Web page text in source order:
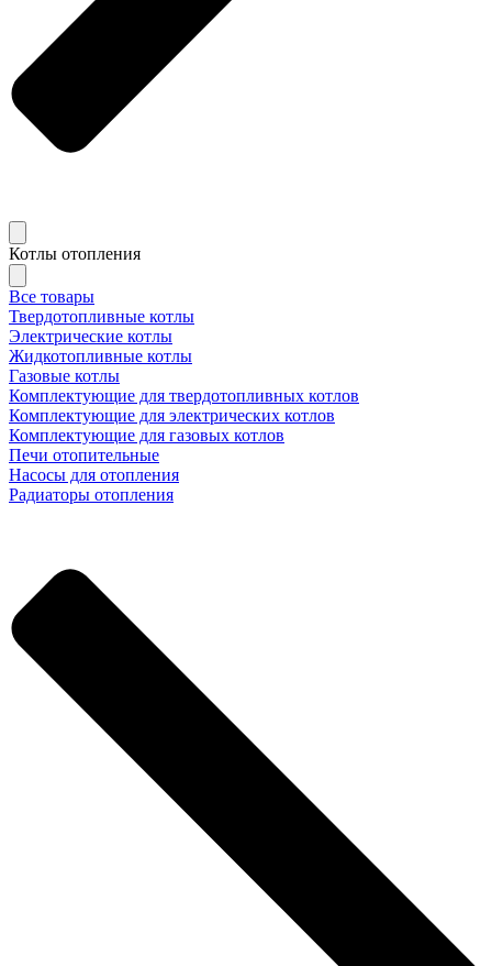
Котлы отопления
Все товары
Твердотопливные котлы
Электрические котлы
Жидкотопливные котлы
Газовые котлы
Комплектующие для твердотопливных котлов
Комплектующие для электрических котлов
Комплектующие для газовых котлов
Печи отопительные
Насосы для отопления
Радиаторы отопления